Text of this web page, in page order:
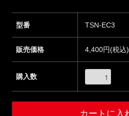
型番 TSN-EC3
販売価格 4,400円(税込)
購入数